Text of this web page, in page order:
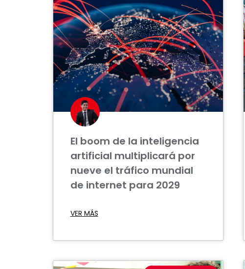
El boom de la inteligencia
artificial multiplicará por
nueve el tráfico mundial
de internet para 2029
VER MÁS